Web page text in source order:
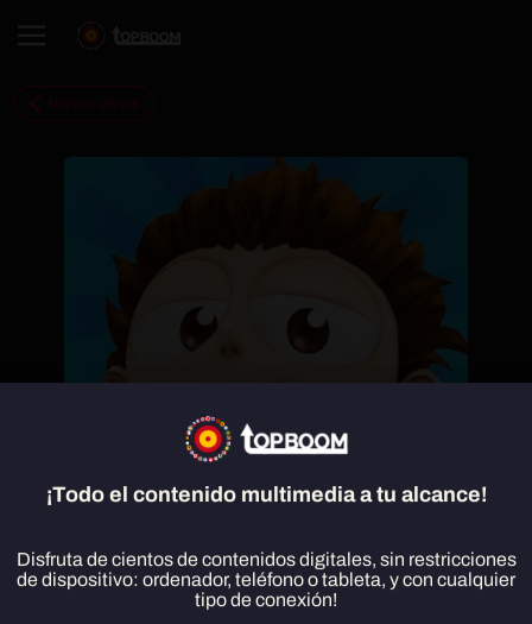
Angelo Super Run
¡Todo el contenido multimedia a tu alcance!
Disfruta de cientos de contenidos digitales, sin restricciones
de dispositivo: ordenador, teléfono o tableta, y con cualquier
tipo de conexión!